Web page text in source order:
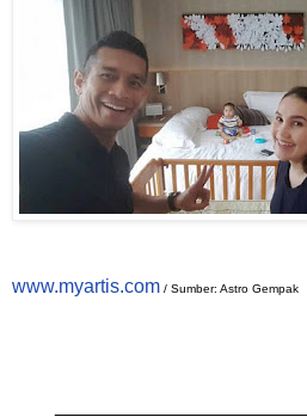
www.myartis.com / Sumber: Astro Gempak